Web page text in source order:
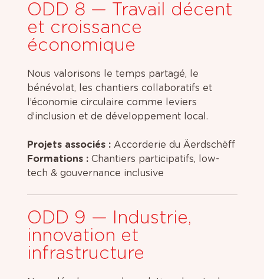
ODD 8 — Travail décent
et croissance
économique
Nous valorisons le temps partagé, le
bénévolat, les chantiers collaboratifs et
l’économie circulaire comme leviers
d’inclusion et de développement local.
Projets associés :Accorderie du Äerdschëff
Formations :Chantiers participatifs, low-
tech & gouvernance inclusive
ODD 9 — Industrie,
innovation et
infrastructure